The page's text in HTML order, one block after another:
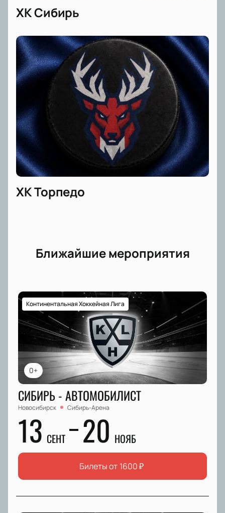
ХК Сибирь
ХК Торпедо
Ближайшие мероприятия
0+
Континентальная Хоккейная Лига
СИБИРЬ - АВТОМОБИЛИСТ
Новосибирск Сибирь-Арена
13 СЕНТ 20 НОЯБ
Билеты от 1600₽